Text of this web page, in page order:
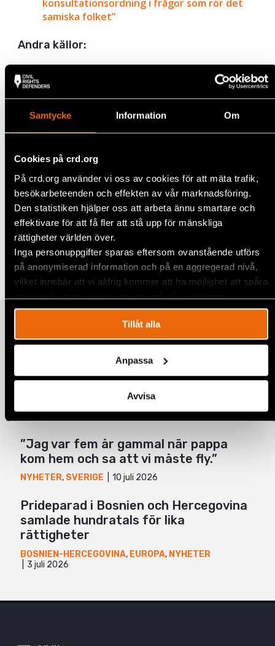
Samtycke Information Om
Cookies på crd.org
På crd.org använder vi oss av cookies för att mäta trafik,
besökarbeteenden och effekten av vår marknadsföring.
Den statistiken hjälper oss att arbeta ännu smartare och
effektivare för att få fler att stå upp för mänskliga
rättigheter världen över.
Inga personuppgifter sparas eftersom ovanstående utförs
på anonymiserad information och på en aggregerad nivå,
vilket innebär att vi aldrig kommer att ha möjlighet att spåra
en specifik besökares beteende på vår webbplats.
Tillåt alla
Anpassa
Avvisa
konsultationsordning i frågor som rör det
samiska folket”
Andra källor:
Sametinget:
https://www.sametinget.se/
Svenska Samernas Riksförbund:
https://www.sapmi.se/konsultationsordningen-
ar-beslutad/
Rapport (2018) om fritt, informerat
urfolk från FN:s expertorgan för
urfolksrättigheter, EMRIP:
https://undocs.org/A/HRC/39/62
Dela
Facebook
Twitter
Google+
Taggar Aktuellt Samers rättigheter
Relaterade artiklar
Fem år senare har såret från den 11
juli på Kuba ännu inte läkt
6 augusti 2026
”Jag var fem år gammal när pappa
kom hem och sa att vi måste fly.”
NYHETER, SVERIGE 10 juli 2026
Prideparad i Bosnien och Hercegovina
samlade hundratals för lika
rättigheter
BOSNIEN-HERCEGOVINA, EUROPA, NYHETER
3 juli 2026